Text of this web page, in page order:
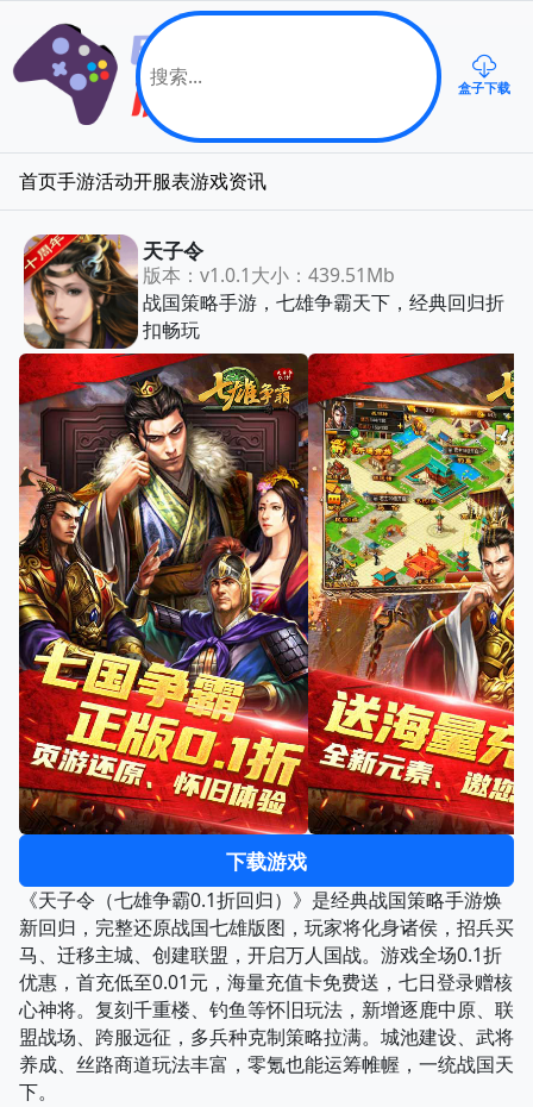
盒子下载
首页手游活动开服表游戏资讯
天子令
版本：v1.0.1大小：439.51Mb
战国策略手游，七雄争霸天下，经典回归折
扣畅玩
下载游戏
《天子令（七雄争霸0.1折回归）》是经典战国策略手游焕
新回归，完整还原战国七雄版图，玩家将化身诸侯，招兵买
马、迁移主城、创建联盟，开启万人国战。游戏全场0.1折
优惠，首充低至0.01元，海量充值卡免费送，七日登录赠核
心神将。复刻千重楼、钓鱼等怀旧玩法，新增逐鹿中原、联
盟战场、跨服远征，多兵种克制策略拉满。城池建设、武将
养成、丝路商道玩法丰富，零氪也能运筹帷幄，一统战国天
下。